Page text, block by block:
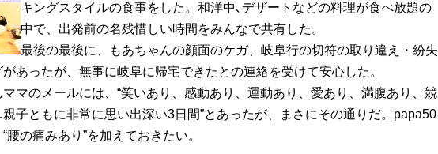
キングスタイルの食事をした。和洋中､デザートなどの料理が食べ放題の
中で、出発前の名残惜しい時間をみんなで共有した。
最後の最後に、もあちゃんの顔面のケガ、岐阜行の切符の取り違え・紛失
あったが、無事に岐阜に帰宅できたとの連絡を受けて安心した。
マのメールには、“笑いあり、感動あり、運動あり、愛あり、満腹あり、競
子ともに非常に思い出深い3日間”とあったが、まさにその通りだ。papa50
腰の痛みあり”を加えておきたい。